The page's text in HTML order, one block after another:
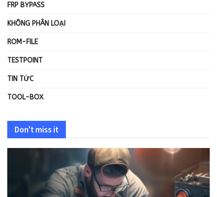
FRP BYPASS
KHÔNG PHÂN LOẠI
ROM-FILE
TESTPOINT
TIN TỨC
TOOL-BOX
Don't miss it